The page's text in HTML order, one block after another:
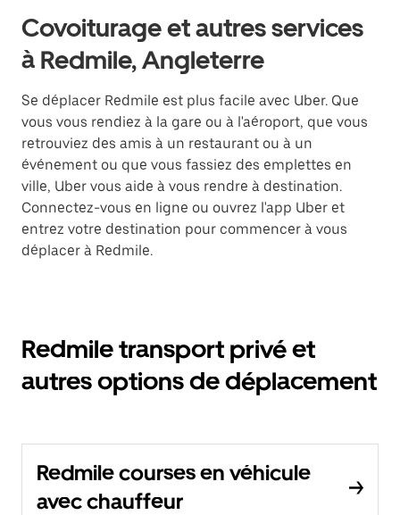
Covoiturage et autres services
à Redmile, Angleterre
Se déplacer Redmile est plus facile avec Uber. Que
vous vous rendiez à la gare ou à l'aéroport, que vous
retrouviez des amis à un restaurant ou à un
événement ou que vous fassiez des emplettes en
ville, Uber vous aide à vous rendre à destination.
Connectez-vous en ligne ou ouvrez l'app Uber et
entrez votre destination pour commencer à vous
déplacer à Redmile.
Redmile transport privé et
autres options de déplacement
Redmile courses en véhicule
avec chauffeur